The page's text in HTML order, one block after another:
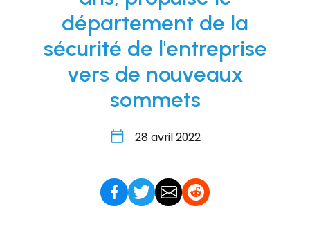
département de la
sécurité de l'entreprise
vers de nouveaux
sommets
28 avril 2022